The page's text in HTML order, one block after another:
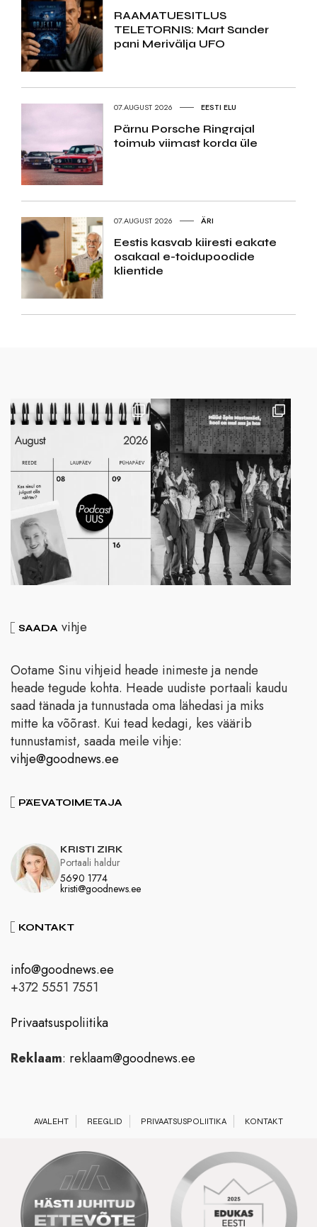
RAAMATUESITLUS
TELETORNIS: Mart Sander
pani Merivälja UFO
07.AUGUST 2026 EESTI ELU
Pärnu Porsche Ringrajal
toimub viimast korda üle
07.AUGUST 2026 ÄRI
Eestis kasvab kiiresti eakate
osakaal e-toidupoodide
klientide
SAADA vihje
Ootame Sinu vihjeid heade inimeste ja nende
heade tegude kohta. Heade uudiste portaali kaudu
saad tänada ja tunnustada oma lähedasi ja miks
mitte ka võõrast. Kui tead kedagi, kes väärib
tunnustamist, saada meile vihje:
vihje@goodnews.ee
PÄEVATOIMETAJA
KRISTI ZIRK
5690 1774
kristi@goodnews.ee
Portaali haldur
KONTAKT
info@goodnews.ee
+372 5551 7551
Privaatsuspoliitika
Reklaam: reklaam@goodnews.ee
AVALEHT REEGLID PRIVAATSUSPOLIITIKA KONTAKT